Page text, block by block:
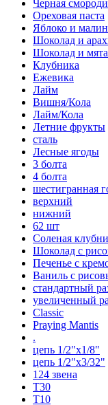
Черная
Ореховая паста
Яблоко и
Шоколад и
Шоколад и мята
Клубника
Ежевика
Лайм
Вишня/Кола
Лайм/Кола
Летние фрукты
сталь
Лесные ягоды
3 болта
4 болта
шестигранная
верхний
нижний
62 шт
Соленая
Шоколад с
Печенье с
Ваниль с
стандартный
увеличенный
Classic
Praying Mantis
.
цепь 1/2"x1/8"
цепь 1/2"x3/32"
124 звена
T30
T10